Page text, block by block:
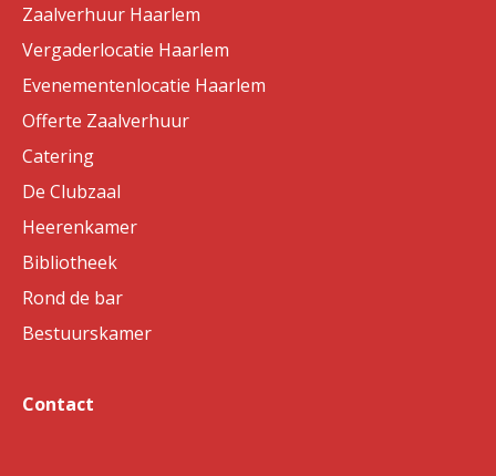
Zaalverhuur Haarlem
Vergaderlocatie Haarlem
Evenementenlocatie Haarlem
Offerte Zaalverhuur
Catering
De Clubzaal
Heerenkamer
Bibliotheek
Rond de bar
Bestuurskamer
Contact